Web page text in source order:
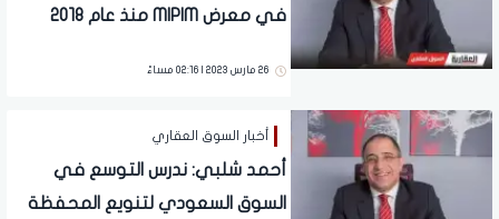
في معرض MIPIM منذ عام 2018
26 مارس 2023 | 02:16 مساءً
أخبار السوق العقاري
أحمد شلبي: ندرس التوسع في
السوق السعودي لتنويع المحفظة